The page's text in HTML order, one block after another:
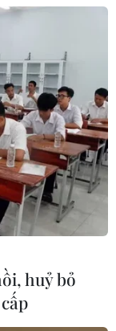
vụ dịp
ngành
để đáp ứng
đi du lịch.
huỷ bỏ